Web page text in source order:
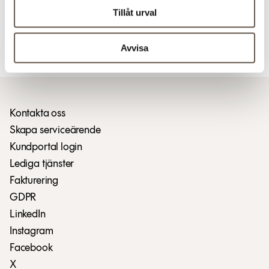
Tillåt urval
Avvisa
Ladda ner pressmeddelandet (PDF)
Kontakta oss
Skapa serviceärende
Kundportal login
Lediga tjänster
Fakturering
GDPR
LinkedIn
Instagram
Facebook
X